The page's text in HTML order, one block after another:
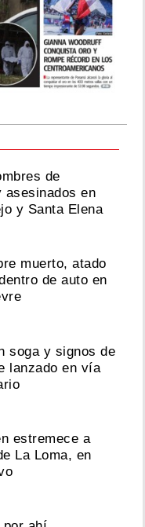
de
asesinados en
y Santa Elena
muerto, atado
de auto en
soga y signos de
lanzado en vía
estremece a
La Loma, en